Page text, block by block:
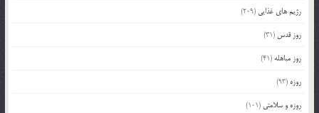
رژیم های غذایی (209)
روز قدس (31)
روز مباهله (41)
روزه (93)
روزه و سلامتی (101)